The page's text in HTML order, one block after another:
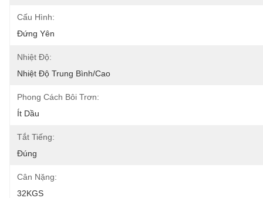
Cấu Hình:
Đứng Yên
Nhiệt Độ:
Nhiệt Độ Trung Bình/cao
Phong Cách Bôi Trơn:
Ít Dầu
Tắt Tiếng:
Đúng
Cân Nặng:
32KGS